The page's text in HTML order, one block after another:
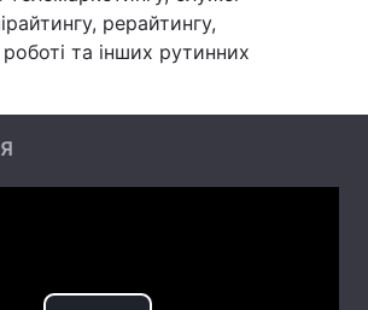
Статті
рерайтингу,
та інших рутинних